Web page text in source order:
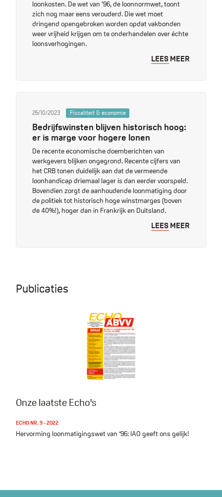
loonkosten. De wet van ’96, de loonnormwet, toont
zich nog maar eens verouderd. Die wet moet
dringend opengebroken worden opdat vakbonden
weer vrijheid krijgen om te onderhandelen over échte
loonsverhogingen.
LEES MEER
26/10/2023 Fiscaliteit & economie
Bedrijfswinsten blijven historisch hoog:
er is marge voor hogere lonen
De recente economische doemberichten van
werkgevers blijken ongegrond. Recente cijfers van
het CRB tonen duidelijk aan dat de vermeende
loonhandicap driemaal lager is dan eerder voorspeld.
Bovendien zorgt de aanhoudende loonmatiging door
de politiek tot historisch hoge winstmarges (boven
de 40%!), hoger dan in Frankrijk en Duitsland.
LEES MEER
Publicaties
Echo nr. 9 - 2022
Onze laatste Echo's
ECHO NR. 9 - 2022
Hervorming loonmatigingswet van ‘96: IAO geeft ons gelijk!